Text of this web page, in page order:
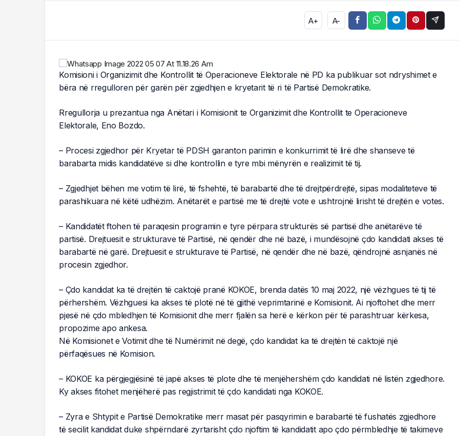
A+ A-
Komisioni i Organizimit dhe Kontrollit të Operacioneve Elektorale në PD ka publikuar sot ndryshimet e
bëra në rregulloren për garën për zgjedhjen e kryetarit të ri të Partisë Demokratike.
Rregullorja u prezantua nga Anëtari i Komisionit te Organizimit dhe Kontrollit te Operacioneve
Elektorale, Eno Bozdo.
– Procesi zgjedhor për Kryetar të PDSH garanton parimin e konkurrimit të lirë dhe shanseve të
barabarta midis kandidatëve si dhe kontrollin e tyre mbi mënyrën e realizimit të tij.
– Zgjedhjet bëhen me votim të lirë, të fshehtë, të barabartë dhe të drejtpërdrejtë, sipas modaliteteve të
parashikuara në këtë udhëzim. Anëtarët e partisë me të drejtë vote e ushtrojnë lirisht të drejtën e votes.
– Kandidatët ftohen të paraqesin programin e tyre përpara strukturës së partisë dhe anëtarëve të
partisë. Drejtuesit e strukturave të Partisë, në qendër dhe në bazë, i mundësojnë çdo kandidati akses të
barabartë në garë. Drejtuesit e strukturave të Partisë, në qendër dhe në bazë, qëndrojnë asnjanës në
procesin zgjedhor.
– Çdo kandidat ka të drejtën të caktojë pranë KOKOE, brenda datës 10 maj 2022, një vëzhgues të tij të
përhershëm. Vëzhguesi ka akses të plotë në të gjithë veprimtarinë e Komisionit. Ai njoftohet dhe merr
pjesë në çdo mbledhjen të Komisionit dhe merr fjalën sa herë e kërkon për të parashtruar kërkesa,
propozime apo ankesa.
Në Komisionet e Votimit dhe të Numërimit në degë, çdo kandidat ka të drejtën të caktojë një
përfaqësues në Komision.
– KOKOE ka përgjegjësinë të japë akses të plote dhe të menjëhershëm çdo kandidati në listën zgjedhore.
Ky akses fitohet menjëherë pas regjistrimit të çdo kandidati nga KOKOE.
– Zyra e Shtypit e Partisë Demokratike merr masat për pasqyrimin e barabartë të fushatës zgjedhore
të secilit kandidat duke shpërndarë zyrtarisht çdo njoftim të kandidatit apo çdo përmbledhje të takimeve